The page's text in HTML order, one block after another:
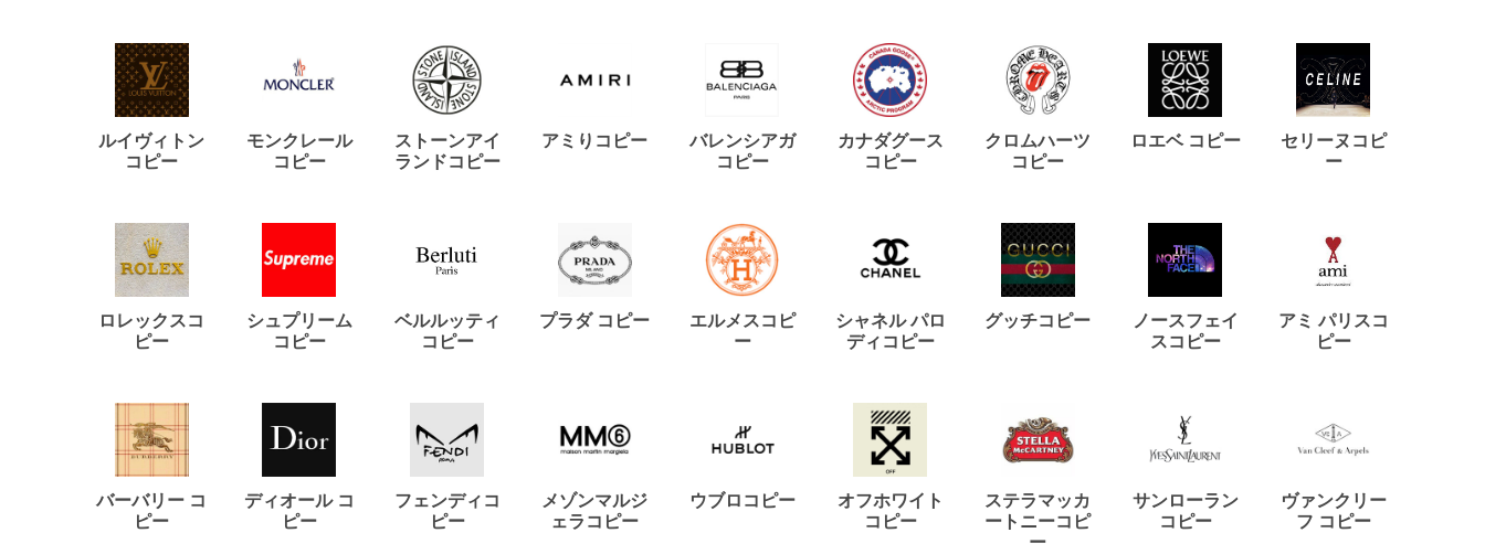
ルイヴィトン
コピー
モンクレール
コピー
ストーンアイ
ランドコピー
アミりコピー
バレンシアガ
コピー
カナダグース
コピー
クロムハーツ
コピー
ロエベ コピー
セリーヌコピ
ー
ロレックスコ
ピー
シュプリーム
コピー
ベルルッティ
コピー
プラダ コピー
エルメスコピ
ー
シャネル パロ
ディコピー
グッチコピー
ノースフェイ
スコピー
アミ パリスコ
ピー
バーバリー コ
ピー
ディオール コ
ピー
フェンディコ
ピー
メゾンマルジ
ェラコピー
ウブロコピー
オフホワイト
コピー
ステラマッカ
ートニーコピ
ー
サンローラン
コピー
ヴァンクリー
フ コピー